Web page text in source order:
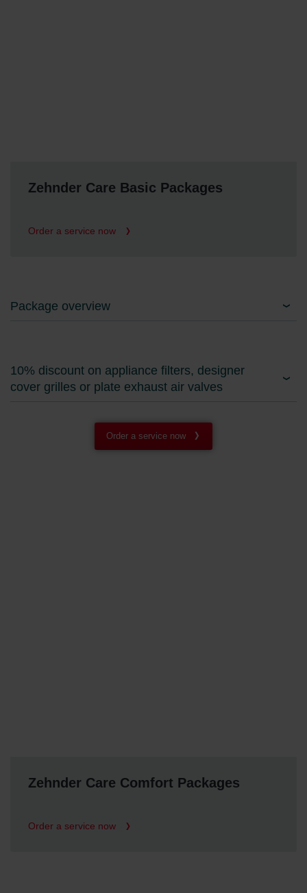
Zehnder Care Basic Packages
Order a service now
Package overview
10% discount on appliance filters, designer
cover grilles or plate exhaust air valves
Order a service now
Zehnder Care Comfort Packages
Order a service now